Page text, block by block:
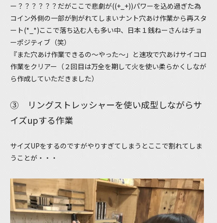
ー？？？？？？だがここで悲劇が((+_+))パワーを込め過ぎた為
コイン外側の一部が剝がれてしまいナント穴あけ作業から再スタ
ート(*_*)ここで落ち込む人も多い中、日本１銭ねーさんはチョ
ーポジティブ（笑）
『また穴あけ作業できるの～やった～」と速攻で穴あけサイコロ
作業をクリアー（２回目は万全を期して火を使い柔らかくしなが
ら作成していただきました）
③ リングストレッシャーを使い成型しながらサ
イズupする作業
サイズUPをするのですがやりすぎてしまうとここで割れてしま
うことが・・・